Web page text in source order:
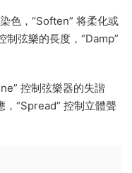
色，“Soften” 将柔化或
制弦樂的長度，“Damp”
控制弦樂器的失諧
，“Spread” 控制立體聲